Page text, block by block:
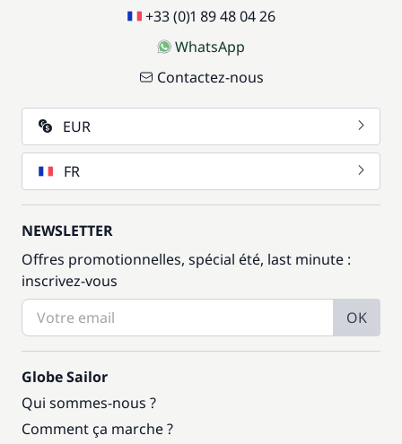
+33 (0)1 89 48 04 26
WhatsApp
Contactez-nous
EUR
FR
NEWSLETTER
Offres promotionnelles, spécial été, last minute :
inscrivez-vous
OK
Globe Sailor
Qui sommes-nous ?
Comment ça marche ?